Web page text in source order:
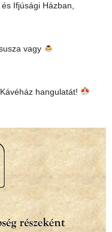
Ifjúsági Házban,
vagy
hangulatát!